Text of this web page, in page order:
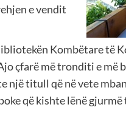
e vendit
Kombëtare të
çfarë më tronditi e
një titull që në vete
që kishte lënë